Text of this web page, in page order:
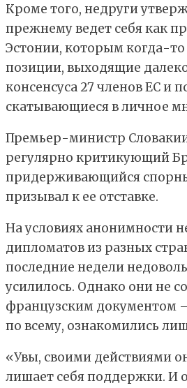
Кроме того, недруги
прежнему ведет себя как
Эстонии, которым когда-то
позиции, выходящие
консенсуса 27 членов ЕС и
скатывающиеся в личное
Премьер-министр
регулярно критикующий
придерживающийся
призывал к ее отставке.
На условиях анонимности
дипломатов из разных
последние недели
усилилось. Однако они не
французским документом
по всему, ознакомились
«Увы, своими действиями
лишает себя поддержки. И